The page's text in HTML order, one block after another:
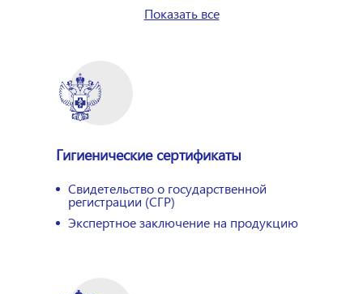
Показать все
Гигиенические сертификаты
Свидетельство о государственной
регистрации (СГР)
Экспертное заключение на продукцию